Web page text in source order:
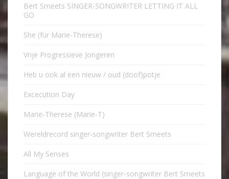
Bert Smeets SINGER-SONGWRITER LETTING IT ALL
GO
She (für Marie-Therese)
Vrije Progressieve Jongeren
Heb u ook al een nieuw / oud (doof)potje
Excecution Day
Marie-Therese (Marie-T)
Wereldrecord singer-songwriter Bert Smeets
All My Senses
Language of the World (singer-songwriter Bert Smeets